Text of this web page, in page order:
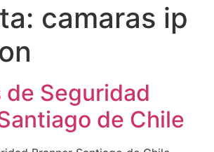
camaras ip
de Seguridad
de Chile